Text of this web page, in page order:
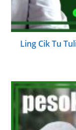
Ling Cik Tu